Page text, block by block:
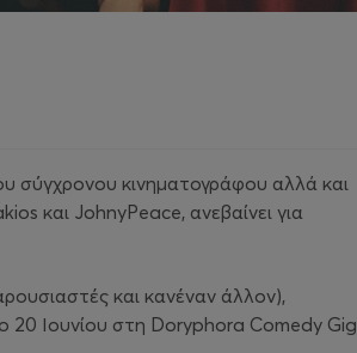
σύγχρονου κινηματογράφου αλλά και
και JohnyPeace, ανεβαίνει για
και κανέναν άλλον),
20 Ιουνίου στη Doryphora Comedy Gig